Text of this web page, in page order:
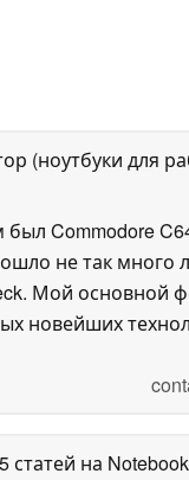
(ноутбуки для
Commodore
не так много
Мой основной
новейших
статей на